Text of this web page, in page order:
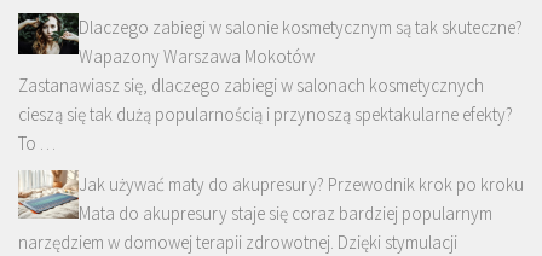
Dlaczego zabiegi w salonie kosmetycznym są tak skuteczne?
Wapazony Warszawa Mokotów
Zastanawiasz się, dlaczego zabiegi w salonach kosmetycznych
cieszą się tak dużą popularnością i przynoszą spektakularne efekty?
To …
Jak używać maty do akupresury? Przewodnik krok po kroku
Mata do akupresury staje się coraz bardziej popularnym
narzędziem w domowej terapii zdrowotnej. Dzięki stymulacji